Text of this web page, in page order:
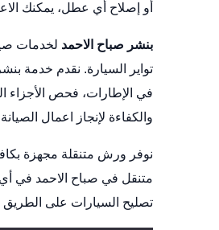
أو إصلاح أي عطل، يمكنك الاعتماد
بنشر صباح الاحمد لخدمات
تواير السيارة. نقدم خدمة
في الإطارات، فحص الأجزاء
والكفاءة لإنجاز اعمال
نوفر ورش متنقلة مجهزة
متنقل في صباح الاحمد في
تصليح السيارات على الطريق